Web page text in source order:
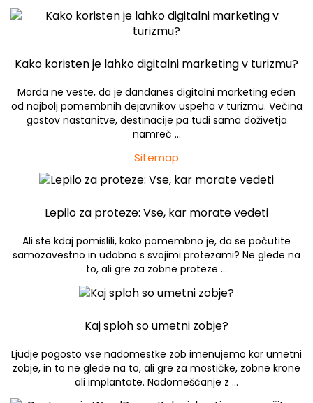
Kako koristen je lahko digitalni marketing v turizmu?
Morda ne veste, da je dandanes digitalni marketing eden
od najbolj pomembnih dejavnikov uspeha v turizmu. Večina
gostov nastanitve, destinacije pa tudi sama doživetja
namreč …
Sitemap
Lepilo za proteze: Vse, kar morate vedeti
Ali ste kdaj pomislili, kako pomembno je, da se počutite
samozavestno in udobno s svojimi protezami? Ne glede na
to, ali gre za zobne proteze …
Kaj sploh so umetni zobje?
Ljudje pogosto vse nadomestke zob imenujemo kar umetni
zobje, in to ne glede na to, ali gre za mostičke, zobne krone
ali implantate. Nadomeščanje z …